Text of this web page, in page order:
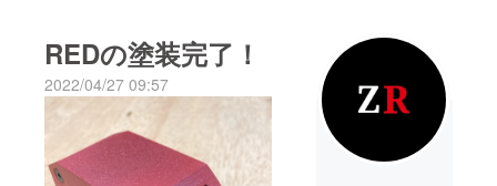
REDの塗装完了！
2022/04/27 09:57